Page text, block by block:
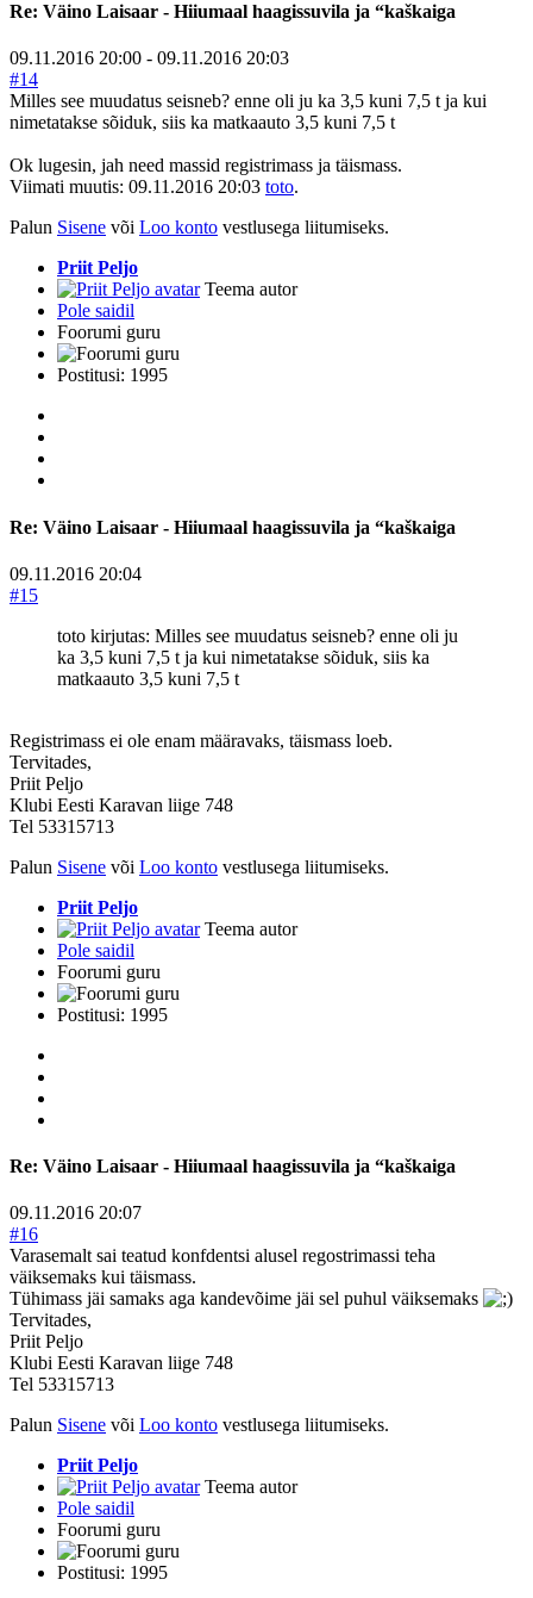
Re: Väino Laisaar - Hiiumaal haagissuvila ja “kaškaiga
09.11.2016 20:00 - 09.11.2016 20:03
#14
Milles see muudatus seisneb? enne oli ju ka 3,5 kuni 7,5 t ja kui
nimetatakse sõiduk, siis ka matkaauto 3,5 kuni 7,5 t
Ok lugesin, jah need massid registrimass ja täismass.
Viimati muutis: 09.11.2016 20:03 toto.
Palun Sisene või Loo konto vestlusega liitumiseks.
Priit Peljo
Teema autor
Pole saidil
Foorumi guru
Postitusi: 1995
Re: Väino Laisaar - Hiiumaal haagissuvila ja “kaškaiga
09.11.2016 20:04
#15
toto kirjutas: Milles see muudatus seisneb? enne oli ju
ka 3,5 kuni 7,5 t ja kui nimetatakse sõiduk, siis ka
matkaauto 3,5 kuni 7,5 t
Registrimass ei ole enam määravaks, täismass loeb.
Tervitades,
Priit Peljo
Klubi Eesti Karavan liige 748
Tel 53315713
Palun Sisene või Loo konto vestlusega liitumiseks.
Priit Peljo
Teema autor
Pole saidil
Foorumi guru
Postitusi: 1995
Re: Väino Laisaar - Hiiumaal haagissuvila ja “kaškaiga
09.11.2016 20:07
#16
Varasemalt sai teatud konfdentsi alusel regostrimassi teha
väiksemaks kui täismass.
Tühimass jäi samaks aga kandevõime jäi sel puhul väiksemaks
Tervitades,
Priit Peljo
Klubi Eesti Karavan liige 748
Tel 53315713
Palun Sisene või Loo konto vestlusega liitumiseks.
Priit Peljo
Teema autor
Pole saidil
Foorumi guru
Postitusi: 1995